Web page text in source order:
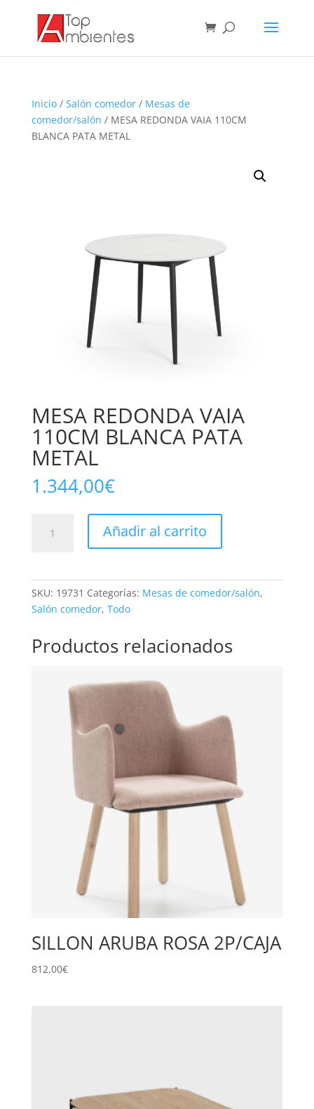
Inicio/ Salón comedor/ Mesas de
comedor/salón / MESA REDONDA VAIA 110CM
BLANCA PATA METAL
MESA REDONDA VAIA
110CM BLANCA PATA
METAL
1.344,00€
REDONDA
PATA
Añadir al carrito
SKU: 19731 Categorías: Mesas de comedor/salón,
Salón comedor, Todo
Productos relacionados
SILLON ARUBA ROSA 2P/CAJA
812,00€